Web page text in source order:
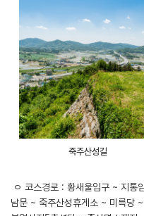
죽주산성길
ㅇ 코스경로 : 황새울입구 ~ 지통
남문 ~ 죽주산성휴게소 ~ 미륵당